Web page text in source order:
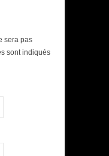
sera pas
sont indiqués